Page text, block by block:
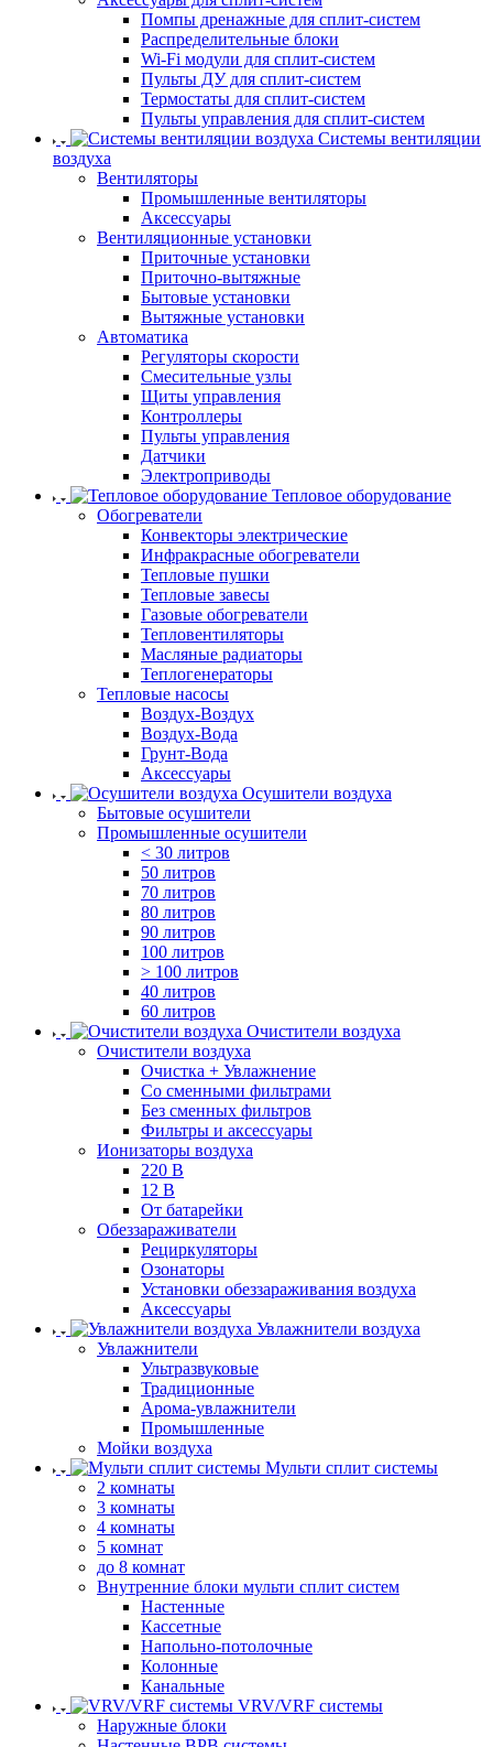
Помпы дренажные для сплит-систем
Распределительные блоки
Wi-Fi модули для сплит-систем
Пульты ДУ для сплит-систем
Термостаты для сплит-систем
Пульты управления для сплит-систем
Системы вентиляции
воздуха
Вентиляторы
Промышленные вентиляторы
Аксессуары
Вентиляционные установки
Приточные установки
Приточно-вытяжные
Бытовые установки
Вытяжные установки
Автоматика
Регуляторы скорости
Смесительные узлы
Щиты управления
Контроллеры
Пульты управления
Датчики
Электроприводы
Тепловое оборудование
Обогреватели
Конвекторы электрические
Инфракрасные обогреватели
Тепловые пушки
Тепловые завесы
Газовые обогреватели
Тепловентиляторы
Масляные радиаторы
Теплогенераторы
Тепловые насосы
Воздух-Воздух
Воздух-Вода
Грунт-Вода
Аксессуары
Осушители воздуха
Бытовые осушители
Промышленные осушители
< 30 литров
50 литров
70 литров
80 литров
90 литров
100 литров
> 100 литров
40 литров
60 литров
Очистители воздуха
Очистители воздуха
Очистка + Увлажнение
Cо сменными фильтрами
Без сменных фильтров
Фильтры и аксессуары
Ионизаторы воздуха
220 В
12 В
От батарейки
Обеззараживатели
Рециркуляторы
Озонаторы
Установки обеззараживания воздуха
Аксессуары
Увлажнители воздуха
Увлажнители
Ультразвуковые
Традиционные
Арома-увлажнители
Промышленные
Мойки воздуха
Мульти сплит системы
2 комнаты
3 комнаты
4 комнаты
5 комнат
до 8 комнат
Внутренние блоки мульти сплит систем
Настенные
Кассетные
Напольно-потолочные
Колонные
Канальные
VRV/VRF системы
Наружные блоки